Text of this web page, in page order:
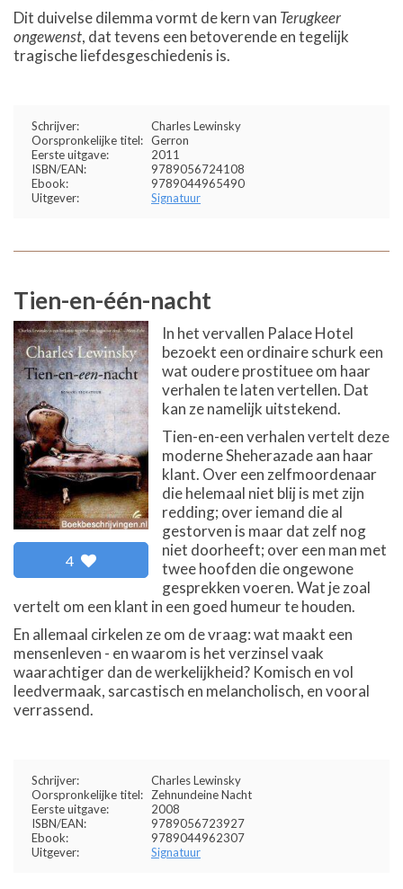
Dit duivelse dilemma vormt de kern van Terugkeer
ongewenst, dat tevens een betoverende en tegelijk
tragische liefdesgeschiedenis is.
Schrijver:
Charles Lewinsky
Oorspronkelijke titel: Gerron
Eerste uitgave:
2011
ISBN/EAN:
9789056724108
Ebook:
9789044965490
Uitgever:
Signatuur
Tien-en-één-nacht
4
In het vervallen Palace Hotel
bezoekt een ordinaire schurk een
wat oudere prostituee om haar
verhalen te laten vertellen. Dat
kan ze namelijk uitstekend.
Tien-en-een verhalen vertelt deze
moderne Sheherazade aan haar
klant. Over een zelfmoordenaar
die helemaal niet blij is met zijn
redding; over iemand die al
gestorven is maar dat zelf nog
niet doorheeft; over een man met
twee hoofden die ongewone
gesprekken voeren. Wat je zoal
vertelt om een klant in een goed humeur te houden.
En allemaal cirkelen ze om de vraag: wat maakt een
mensenleven - en waarom is het verzinsel vaak
waarachtiger dan de werkelijkheid? Komisch en vol
leedvermaak, sarcastisch en melancholisch, en vooral
verrassend.
Schrijver:
Charles Lewinsky
Oorspronkelijke titel:
Zehnundeine Nacht
Eerste uitgave:
2008
ISBN/EAN:
9789056723927
Ebook:
9789044962307
Uitgever:
Signatuur